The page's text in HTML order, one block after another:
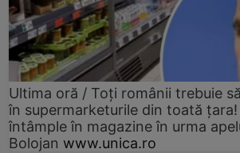
Ultima oră / Toți românii trebuie
în supermarketurile din toată țara!
întâmple în magazine în urma
Bolojan www.unica.ro